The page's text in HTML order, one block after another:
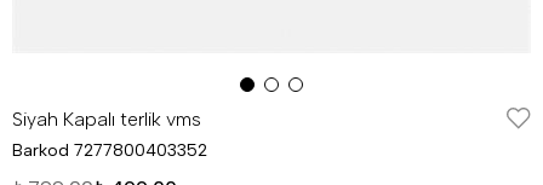
Siyah Kapalı terlik vms
Barkod 7277800403352